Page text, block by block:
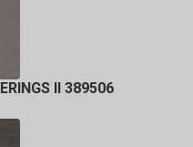
II 389506